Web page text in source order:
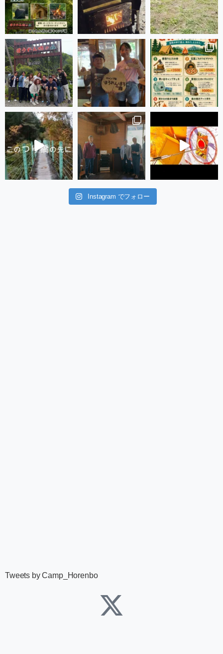
Instagram でフォロー
Tweets by Camp_Horenbo